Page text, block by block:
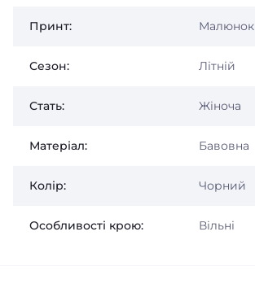
Принт: Малюнок
Сезон: Літній
Стать: Жіноча
Матеріал: Бавовна
Колір: Чорний
Особливості крою: Вільні